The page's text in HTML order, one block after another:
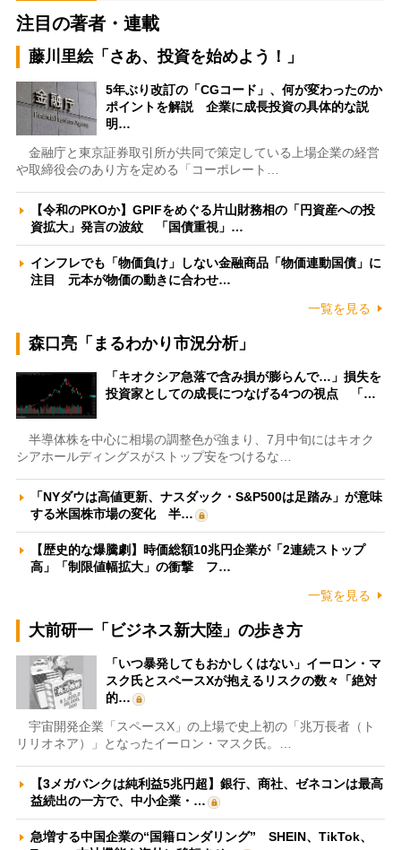
注目の著者・連載
藤川里絵「さあ、投資を始めよう！」
5年ぶり改訂の「CGコード」、何が変わったのか
ポイントを解説 企業に成長投資の具体的な説
明…
金融庁と東京証券取引所が共同で策定している上場企業の経営
や取締役会のあり方を定める「コーポレート…
【令和のPKOか】GPIFをめぐる片山財務相の「円資産への投
資拡大」発言の波紋 「国債重視」…
インフレでも「物価負け」しない金融商品「物価連動国債」に
注目 元本が物価の動きに合わせ…
一覧を見る
森口亮「まるわかり市況分析」
「キオクシア急落で含み損が膨らんで…」損失を
投資家としての成長につなげる4つの視点 「…
半導体株を中心に相場の調整色が強まり、7月中旬にはキオク
シアホールディングスがストップ安をつけるな…
「NYダウは高値更新、ナスダック・S&P500は足踏み」が意味
する米国株市場の変化 半…
【歴史的な爆騰劇】時価総額10兆円企業が「2連続ストップ
高」「制限値幅拡大」の衝撃 フ…
一覧を見る
大前研一「ビジネス新大陸」の歩き方
「いつ暴発してもおかしくはない」イーロン・マ
スク氏とスペースXが抱えるリスクの数々「絶対
的…
宇宙開発企業「スペースX」の上場で史上初の「兆万長者（ト
リリオネア）」となったイーロン・マスク氏。…
【3メガバンクは純利益5兆円超】銀行、商社、ゼネコンは最高
益続出の一方で、中小企業・…
急増する中国企業の“国籍ロンダリング” SHEIN、TikTok、